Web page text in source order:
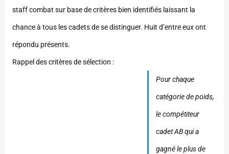
staff combat sur base de critères bien identifiés laissant la
chance à tous les cadets de se distinguer. Huit d’entre eux ont
répondu présents.
Rappel des critères de sélection :
Pour chaque
catégorie de poids,
le compétiteur
cadet AB qui a
gagné le plus de